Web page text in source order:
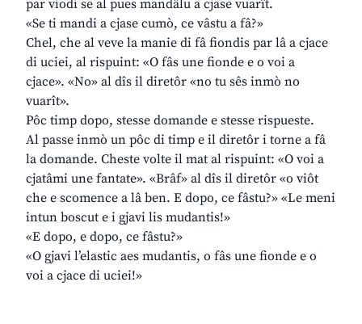
par viodi se al pues mandâlu a cjase vuarît.
«Se ti mandi a cjase cumò, ce vâstu a fâ?»
Chel, che al veve la manie di fâ fiondis par lâ a cjace
di uciei, al rispuint: «O fâs une fionde e o voi a
cjace». «No» al dîs il diretôr «no tu sês inmò no
vuarît».
Pôc timp dopo, stesse domande e stesse rispueste.
Al passe inmò un pôc di timp e il diretôr i torne a fâ
la domande. Cheste volte il mat al rispuint: «O voi a
cjatâmi une fantate». «Brâf» al dîs il diretôr «o viôt
che e scomence a lâ ben. E dopo, ce fâstu?» «Le meni
intun boscut e i gjavi lis mudantis!»
«E dopo, e dopo, ce fâstu?»
«O gjavi l’elastic aes mudantis, o fâs une fionde e o
voi a cjace di uciei!»